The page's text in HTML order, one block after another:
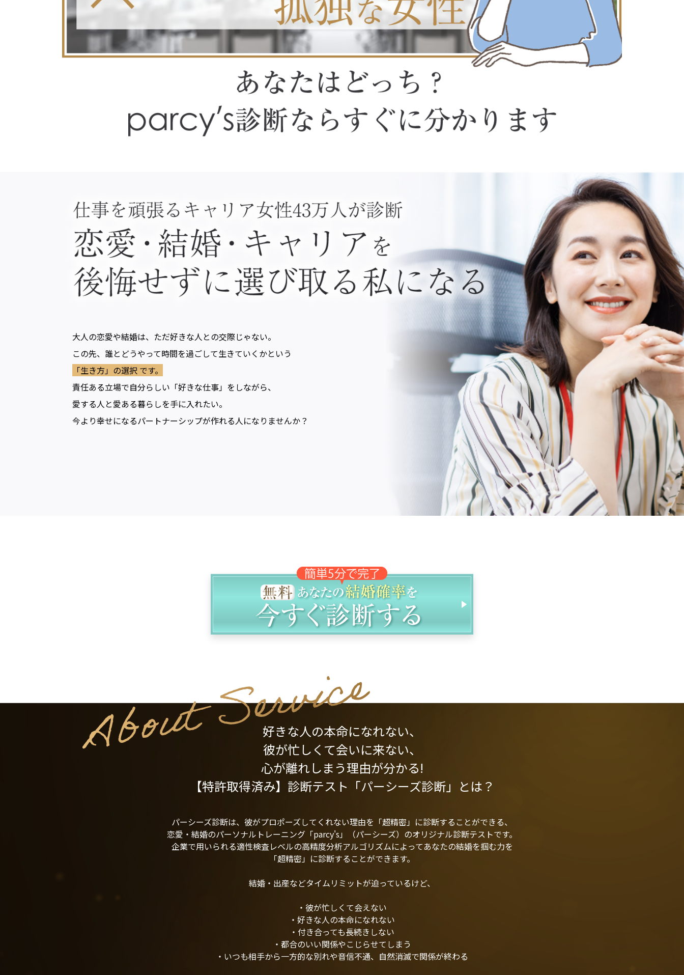
大人の恋愛や結婚は、ただ好きな人との交際じゃない。
この先、誰とどうやって時間を過ごして生きていくかという
「生き方」の選択 です。
責任ある立場で自分らしい「好きな仕事」をしながら、
愛する人と愛ある暮らしを手に入れたい。
今より幸せになるパートナーシップが作れる人になりませんか？
好きな人の本命になれない、
彼が忙しくて会いに来ない、
心が離れしまう理由が分かる!
【特許取得済み】診断テスト「パーシーズ診断」とは？
パーシーズ診断は、彼がプロポーズしてくれない理由を「超精密」に診断することができる、
恋愛・結婚のパーソナルトレーニング「parcy's」（パーシーズ）のオリジナル診断テストです。
企業で用いられる適性検査レベルの高精度分析アルゴリズムによってあなたの結婚を掴む力を
「超精密」に診断することができます。
結婚・出産などタイムリミットが迫っているけど、
・彼が忙しくて会えない
・好きな人の本命になれない
・付き合っても長続きしない
・都合のいい関係やこじらせてしまう
・いつも相手から一方的な別れや音信不通、自然消滅で関係が終わる